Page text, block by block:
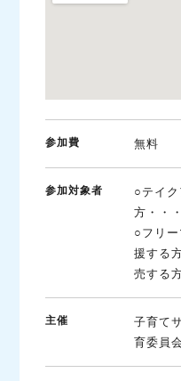
参加費 無料
参加対象者
○テイ
方・・
○フリ
援する
売する
主催
子育て
育委員